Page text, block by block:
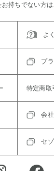
お持ちでない方は
よ
プ
特定商取
会
セ